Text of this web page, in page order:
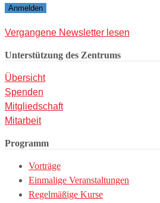
Vergangene Newsletter lesen
Unterstützung des Zentrums
Übersicht
Spenden
Mitgliedschaft
Mitarbeit
Programm
Vorträge
Einmalige Veranstaltungen
Regelmäßige Kurse